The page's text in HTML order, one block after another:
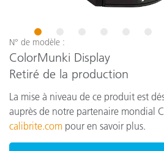
1 2
N° de modèle :
ColorMunki Display
Retiré de la production
La mise à niveau de ce produit est
auprès de notre partenaire mondial
calibrite.com pour en savoir plus.